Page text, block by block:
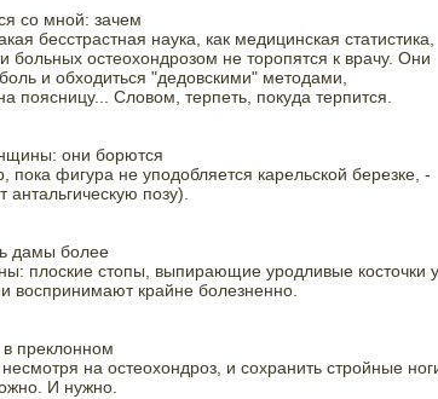
со мной: зачем
бесстрастная наука, как медицинская статистика,
больных остеохондрозом не торопятся к врачу. Они
и обходиться "дедовскими" методами,
поясницу... Словом, терпеть, покуда терпится.
они борются
пока фигура не уподобляется карельской березке, -
позу).
дамы более
плоские стопы, выпирающие уродливые косточки
воспринимают крайне болезненно.
преклонном
несмотря на остеохондроз, и сохранить стройные
И нужно.